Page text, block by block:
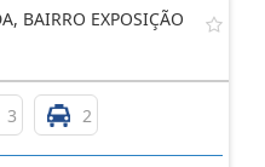
BAIRRO EXPOSIÇÃO
3 2